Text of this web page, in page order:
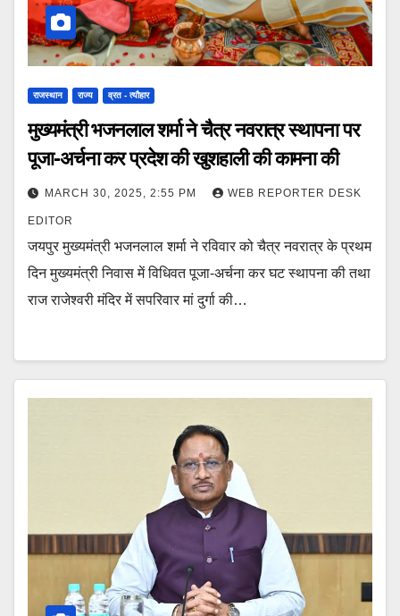
राजस्थान राज्य व्रत - त्यौहार
मुख्यमंत्री भजनलाल शर्मा ने चैत्र नवरात्र स्थापना पर
पूजा-अर्चना कर प्रदेश की खुशहाली की कामना की
MARCH 30, 2025, 2:55 PM WEB REPORTER DESK
EDITOR
जयपुर मुख्यमंत्री भजनलाल शर्मा ने रविवार को चैत्र नवरात्र के प्रथम
दिन मुख्यमंत्री निवास में विधिवत पूजा-अर्चना कर घट स्थापना की तथा
राज राजेश्वरी मंदिर में सपरिवार मां दुर्गा की…